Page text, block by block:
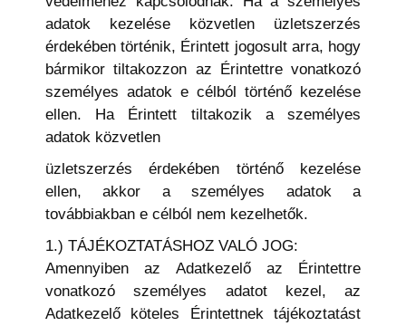
adatok kezelése közvetlen üzletszerzés
érdekében történik, Érintett jogosult arra, hogy
bármikor tiltakozzon az Érintettre vonatkozó
személyes adatok e célból történő kezelése
ellen. Ha Érintett tiltakozik a személyes
adatok közvetlen
üzletszerzés érdekében történő kezelése
ellen, akkor a személyes adatok a
továbbiakban e célból nem kezelhetők.
1.) TÁJÉKOZTATÁSHOZ VALÓ JOG:
Amennyiben az Adatkezelő az Érintettre
vonatkozó személyes adatot kezel, az
Adatkezelő köteles Érintettnek tájékoztatást